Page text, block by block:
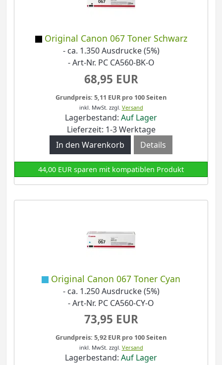
Original Canon 067 Toner Schwarz
- ca. 1.350 Ausdrucke (5%)
- Art-Nr. PC CA560-BK-O
68,95 EUR
Grundpreis: 5,11 EUR pro 100 Seiten
inkl. MwSt. zzgl. Versand
Lagerbestand: Auf Lager
Lieferzeit: 1-3 Werktage
Details
44,00 EUR sparen mit kompatiblen Produkt
Original Canon 067 Toner Cyan
- ca. 1.250 Ausdrucke (5%)
- Art-Nr. PC CA560-CY-O
73,95 EUR
Grundpreis: 5,92 EUR pro 100 Seiten
inkl. MwSt. zzgl. Versand
Lagerbestand: Auf Lager